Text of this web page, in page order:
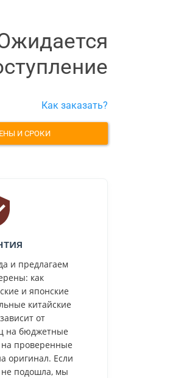
Как заказать?
И СРОКИ
и предлагаем
как
и японские
китайские
от
на бюджетные
проверенные
оригинал. Если
не подошла, мы